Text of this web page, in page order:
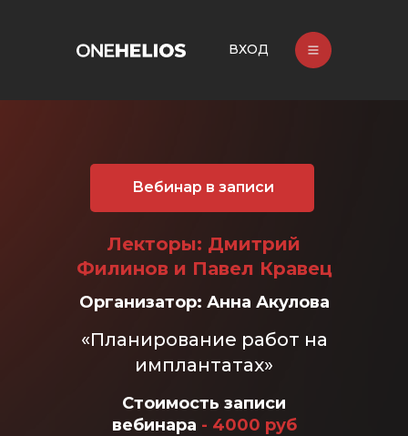
ВХОД
Вебинар в записи
Лекторы: Дмитрий
Филинов и Павел Кравец
«Планирование работ на
имплантатах»
Организатор: Анна Акулова
Стоимость записи
вебинара - 4000 руб